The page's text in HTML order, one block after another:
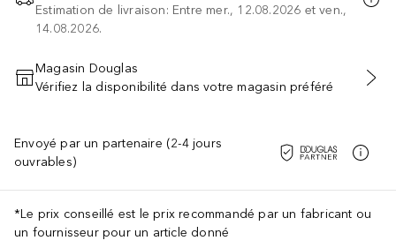
Estimation de livraison: Entre mer., 12.08.2026 et ven.,
14.08.2026.
AJOUTER AU PANIER
Magasin Douglas
Vérifiez la disponibilité dans votre magasin préféré
Envoyé par un partenaire (2-4 jours
ouvrables)
*Le prix conseillé est le prix recommandé par un fabricant ou
un fournisseur pour un article donné